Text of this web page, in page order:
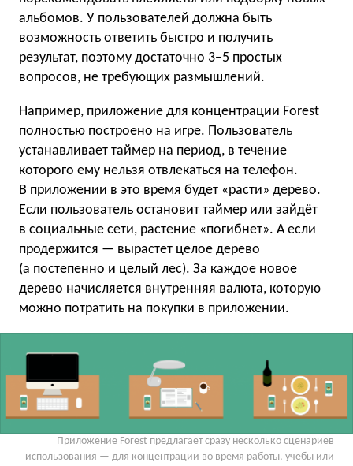
альбомов. У пользователей должна быть
возможность ответить быстро и получить
результат, поэтому достаточно 3−5 простых
вопросов, не требующих размышлений.
Например, приложение для концентрации Forest
полностью построено на игре. Пользователь
устанавливает таймер на период, в течение
которого ему нельзя отвлекаться на телефон.
В приложении в это время будет «расти» дерево.
Если пользователь остановит таймер или зайдёт
в социальные сети, растение «погибнет». А если
продержится — вырастет целое дерево
(а постепенно и целый лес). За каждое новое
дерево начисляется внутренняя валюта, которую
можно потратить на покупки в приложении.
Приложение Forest предлагает сразу несколько сценариев
использования — для концентрации во время работы, учебы или